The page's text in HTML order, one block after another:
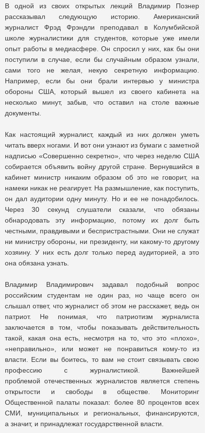
В одной из своих открытых лекций Владимир Познер
рассказывал следующую историю. Американский
журналист Фрэд Фрэндли преподавал в Колумбийской
школе журналистики для студентов, которые уже имели
опыт работы в медиасфере. Он спросил у них, как бы они
поступили в случае, если бы случайным образом узнали,
сами того не желая, некую секретную информацию.
Например, если бы они брали интервью у министра
обороны США, который вышел из своего кабинета на
несколько минут, забыв, что оставил на столе важные
документы.
Как настоящий журналист, каждый из них должен уметь
читать вверх ногами. И вот они узнают из бумаги с заметной
надписью «Совершенно секретно», что через неделю США
собирается объявить войну другой стране. Вернувшийся в
кабинет министр никаким образом об это не говорит, на
намеки никак не реагирует. На размышление, как поступить,
он дал аудитории одну минуту. Но и ее не понадобилось.
Через 30 секунд слушатели сказали, что обязаны
обнародовать эту информацию, потому их долг быть
честными, правдивыми и беспристрастными. Они не служат
ни министру обороны, ни президенту, ни какому-то другому
хозяину. У них есть долг только перед аудиторией, а это
она обязана узнать.
Владимир Владимирович задавал подобный вопрос
российским студентам не один раз, но чаще всего он
слышал ответ, что журналист об этом не расскажет, ведь он
патриот. Не понимая, что патриотизм журналиста
заключается в том, чтобы показывать действительность
такой, какая она есть, несмотря на то, что это «плохо»,
«неправильно», или может не понравиться кому-то из
власти. Если вы боитесь, то вам не стоит связывать свою
профессию с журналистикой. Важнейшей
проблемой отечественных журналистов является степень
открытости и свободы в обществе. Мониторинг
Общественной палаты показал: более 80 процентов всех
СМИ, муниципальных и региональных, финансируются,
а значит, и принадлежат государственной власти.